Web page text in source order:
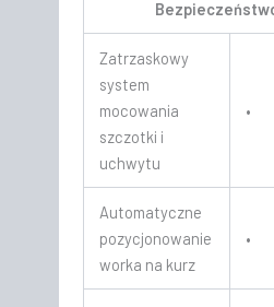
Zatrzaskowy
system
mocowania
szczotki i
uchwytu
•
Automatyczne
pozycjonowanie
worka na kurz
•